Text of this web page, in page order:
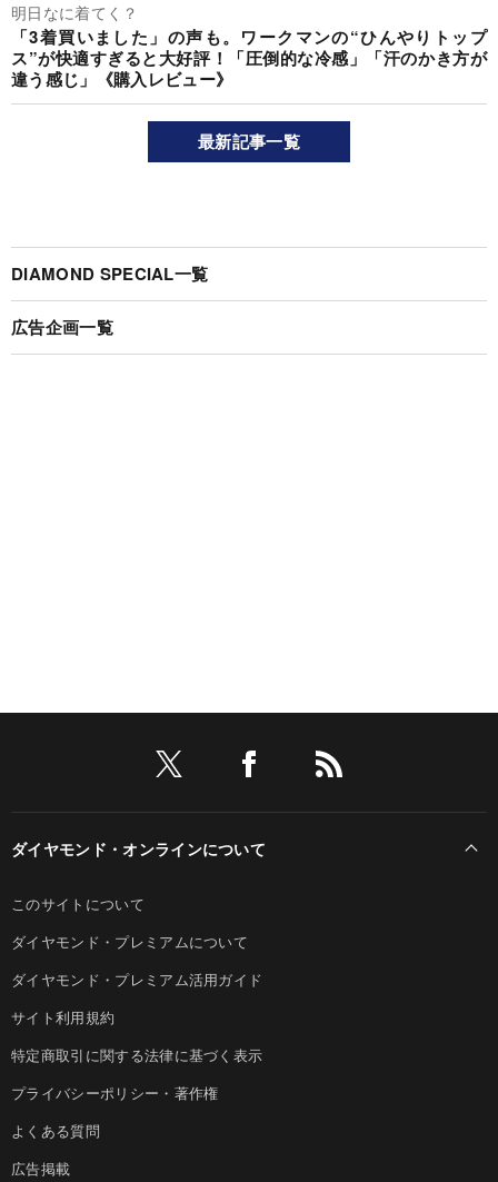
明日なに着てく？
「3着買いました」の声も。ワークマンの“ひんやりトップ
ス”が快適すぎると大好評！「圧倒的な冷感」「汗のかき方が
違う感じ」《購入レビュー》
最新記事一覧
DIAMOND SPECIAL一覧
広告企画一覧
ダイヤモンド・オンラインについて
このサイトについて
ダイヤモンド・プレミアムについて
ダイヤモンド・プレミアム活用ガイド
サイト利用規約
特定商取引に関する法律に基づく表示
プライバシーポリシー・著作権
よくある質問
広告掲載